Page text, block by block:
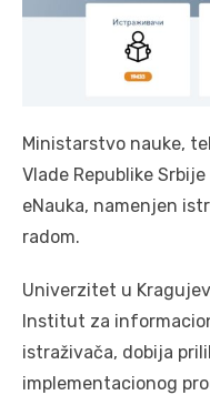
Ministarstvo nauke,
Vlade Republike
eNauka, namenjen
radom.
Univerzitet u
Institut za
istraživača, dobija
implementacionog